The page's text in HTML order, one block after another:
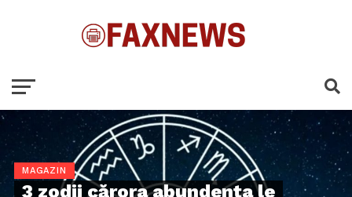
MAGAZIN
3 zodii cărora abundența le